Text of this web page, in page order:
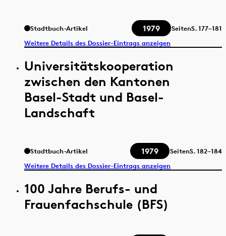
Stadtbuch-Artikel 1979 SeitenS.177–181
Weitere Details des Dossier-Eintrags anzeigen
Universitätskooperation
zwischen den Kantonen
Basel-Stadt und Basel-
Landschaft
Stadtbuch-Artikel 1979 SeitenS.182–184
Weitere Details des Dossier-Eintrags anzeigen
100 Jahre Berufs- und
Frauenfachschule (BFS)